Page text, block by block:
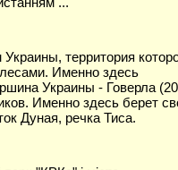
территория
Именно здесь
Украины - Говерла
Именно здесь берет
Дуная, речка Тиса.